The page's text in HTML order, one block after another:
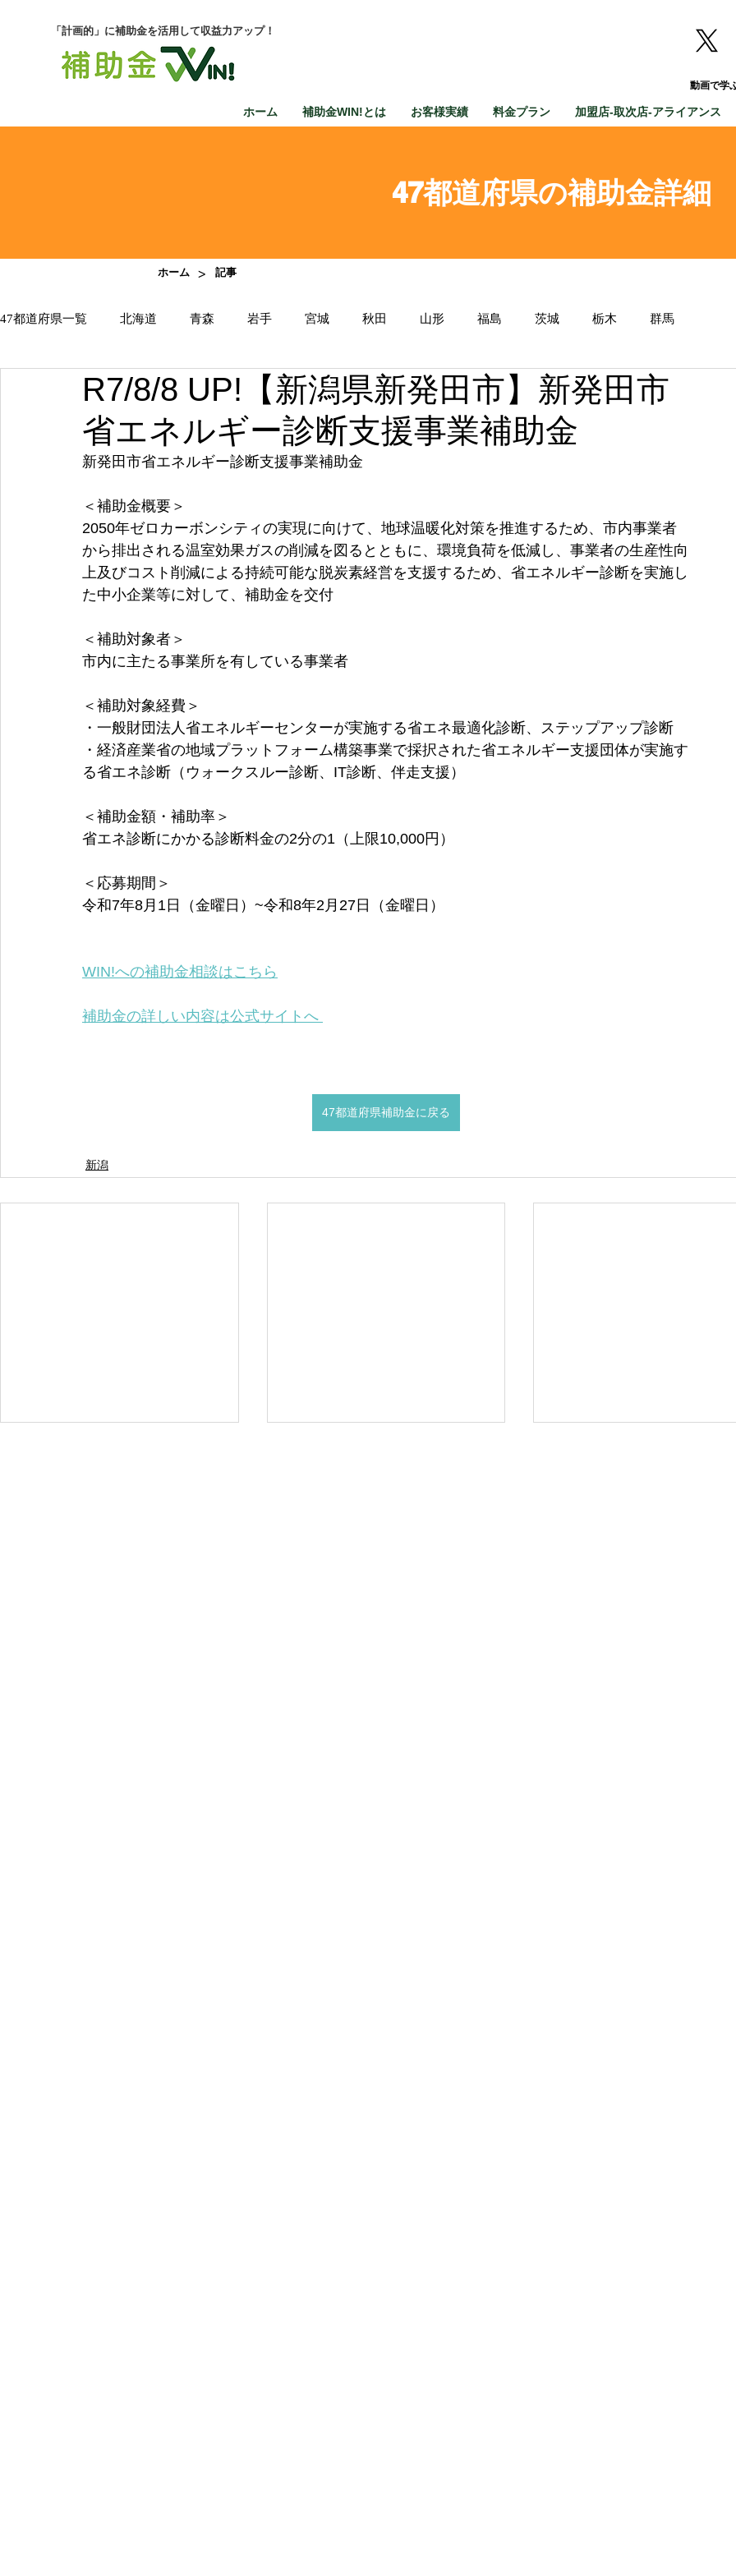
「計画的」に補助金を活用して収益力アップ！
動画で学
ホーム 補助金WIN!とは お客様実績 料金プラン 加盟店-取次店-アライアンス
47都道府県の補助金詳細
ホーム > 記事
47都道府県一覧 北海道 青森 岩手 宮城 秋田 山形 福島 茨城 栃木 群馬
千葉 東京 神奈川 新潟 富山 石川 福井 山梨 長野 岐阜
三重 滋賀 大阪 兵庫 奈良 和歌山
R7/8/8 UP!【新潟県新発田市】新発田市
省エネルギー診断支援事業補助金
新発田市省エネルギー診断支援事業補助金
＜補助金概要＞
2050年ゼロカーボンシティの実現に向けて、地球温暖化対策を推進するため、市内事業者
から排出される温室効果ガスの削減を図るとともに、環境負荷を低減し、事業者の生産性向
上及びコスト削減による持続可能な脱炭素経営を支援するため、省エネルギー診断を実施し
た中小企業等に対して、補助金を交付
＜補助対象者＞
市内に主たる事業所を有している事業者
＜補助対象経費＞
・一般財団法人省エネルギーセンターが実施する省エネ最適化診断、ステップアップ診断
・経済産業省の地域プラットフォーム構築事業で採択された省エネルギー支援団体が実施す
る省エネ診断（ウォークスルー診断、IT診断、伴走支援）
＜補助金額・補助率＞
省エネ診断にかかる診断料金の2分の1（上限10,000円）
＜応募期間＞
令和7年8月1日（金曜日）~令和8年2月27日（金曜日）
WIN!への補助金相談はこちら
補助金の詳しい内容は公式サイトへ
47都道府県補助金に戻る
新潟